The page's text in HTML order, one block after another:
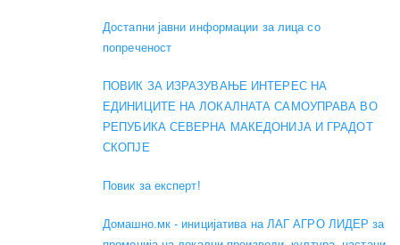
Достапни јавни информации за лица со
попреченост
ПОВИК ЗА ИЗРАЗУВАЊЕ ИНТЕРЕС НА
ЕДИНИЦИТЕ НА ЛОКАЛНАТА САМОУПРАВА ВО
РЕПУБИКА СЕВЕРНА МАКЕДОНИЈА И ГРАДОТ
СКОПЈЕ
Повик за експерт!
Домашно.мк - иницијатива на ЛАГ АГРО ЛИДЕР за